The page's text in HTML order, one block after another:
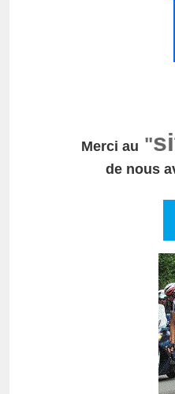
Merci au "
de nous